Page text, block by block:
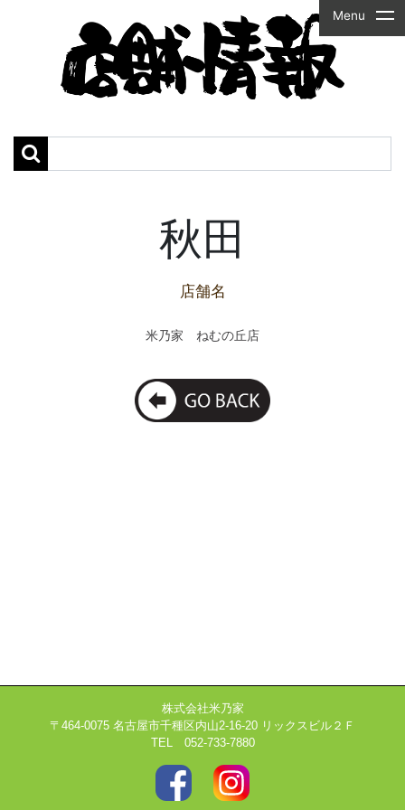
Menu
秋田
店舗名
米乃家 ねむの丘店
株式会社米乃家
〒464-0075 名古屋市千種区内山2-16-20 リックスビル２Ｆ
TEL 052-733-7880